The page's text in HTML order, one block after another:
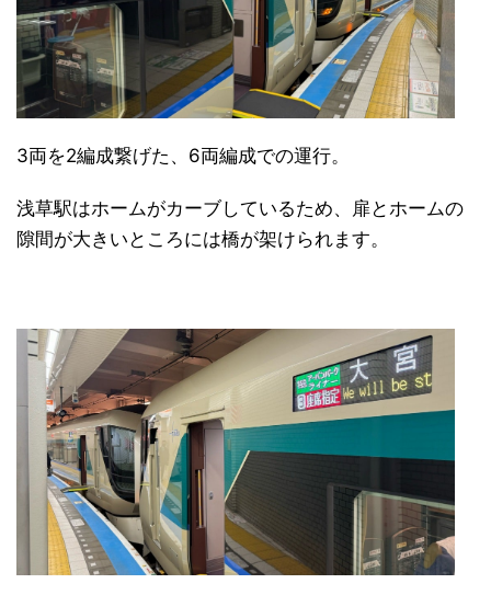
3両を2編成繋げた、6両編成での運行。
浅草駅はホームがカーブしているため、扉とホームの
隙間が大きいところには橋が架けられます。